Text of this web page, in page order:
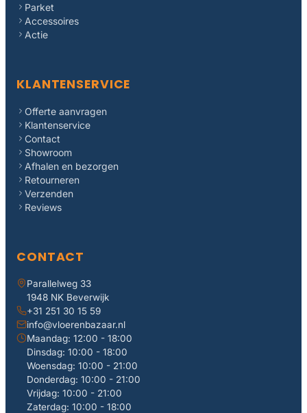
Parket
Accessoires
Actie
KLANTENSERVICE
Offerte aanvragen
Klantenservice
Contact
Showroom
Afhalen en bezorgen
Retourneren
Verzenden
Reviews
CONTACT
Parallelweg 33
1948 NK Beverwijk
+31 251 30 15 59
info@vloerenbazaar.nl
Maandag: 12:00 - 18:00
Dinsdag: 10:00 - 18:00
Woensdag: 10:00 - 21:00
Donderdag: 10:00 - 21:00
Vrijdag: 10:00 - 21:00
Zaterdag: 10:00 - 18:00